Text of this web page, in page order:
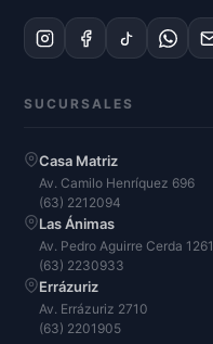
SUCURSALES
Casa Matriz
Av. Camilo Henríquez 696
(63) 2212094
Las Ánimas
Av. Pedro Aguirre Cerda 1261
(63) 2230933
Errázuriz
Av. Errázuriz 2710
(63) 2201905